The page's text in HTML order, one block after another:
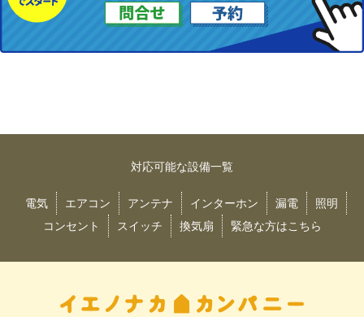
対応可能な設備一覧
電気 エアコン アンテナ インターホン 漏電
照明
コンセント
スイッチ 換気扇 緊急な方はこちら